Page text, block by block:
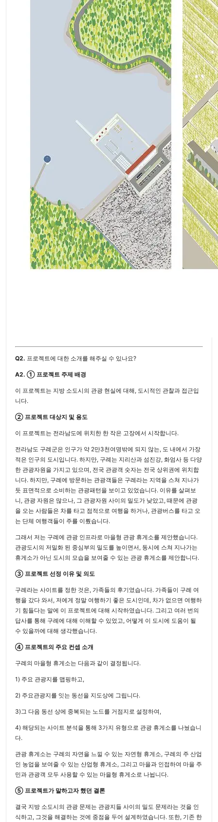
Q2. 프로젝트에 대한 소개를 해주실 수 있나요?
A2. ① 프로젝트 주제 배경
이 프로젝트는 지방 소도시의 관광 현실에 대해, 도시적인 관찰과 접근입
니다.
② 프로젝트 대상지 및 용도
이 프로젝트는 전라남도에 위치한 한 작은 고장에서 시작합니다.
전라남도 구례군은 인구가 약 2만3천여명밖에 되지 않는, 도 내에서 가장
적은 인구의 도시입니다. 하지만, 구례는 지리산과 섬진강, 화엄사 등 다양
한 관광자원을 가지고 있으며, 전국 관광객 숫자는 전국 상위권에 위치합
니다. 하지만, 구례에 방문하는 관광객들은 구례라는 지역을 스쳐 지나가
듯 표면적으로 소비하는 관광패턴을 보이고 있었습니다. 이유를 살펴보
니, 관광 자원은 많으나, 그 관광자원 사이의 밀도가 낮았고, 때문에 관광
을 오는 사람들은 차를 타고 점적으로 여행을 하거나, 관광버스를 타고 오
는 단체 여행객들이 주를 이뤘습니다.
그래서 저는 구례에 관광 인프라로 마을형 관광 휴게소를 제안했습니다.
관광도시의 저밀화 된 중심부의 밀도를 높이면서, 동시에 스쳐 지나가는
휴게소가 아닌 도시의 모습을 보여줄 수 있는 관광 휴게소를 제안합니다.
③ 프로젝트 선정 이유 및 의도
구례라는 사이트를 정한 것은, 가족들의 후기였습니다. 가족들이 구례 여
행을 갔다 와서, 저에게 정말 여행하기 좋은 도시인데, 차가 없으면 여행하
기 힘들다는 말에 이 프로젝트에 대해 시작하였습니다. 그리고 여러 번의
답사를 통해 구례에 대해 이해할 수 있었고, 어떻게 이 도시에 도움이 될
수 있을까에 대해 생각했습니다.
④ 프로젝트의 주요 컨셉 소개
구례의 마을형 휴게소는 다음과 같이 결정됩니다.
1) 주요 관광지를 맵핑하고,
2) 주요관광지를 잇는 동선을 지도상에 그립니다.
3)그 다음 동선 상에 중복되는 노드를 거점지로 설정하여,
4) 해당되는 사이트 분석을 통해 3가지 유형으로 관광 휴게소를 나눴습니
다.
관광 휴게소는 구례의 자연을 느낄 수 있는 자연형 휴게소, 구례의 주 산업
인 농업을 보여줄 수 있는 산업형 휴게소, 그리고 마을과 인접하여 마을 주
민과 관광객 모두 사용할 수 있는 마을형 휴게소로 나뉩니다.
⑤ 프로젝트가 말하고자 했던 결론
결국 지방 소도시의 관광 문제는 관광지들 사이의 밀도 문제라는 것을 인
식하고, 그것을 해결하는 것에 중점을 두어 설계하였습니다. 또한, 기존 한